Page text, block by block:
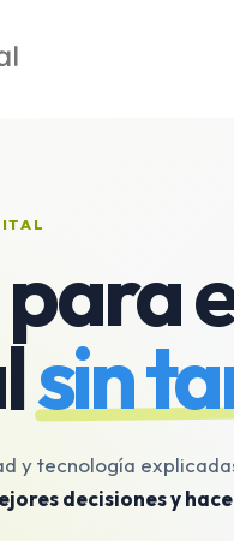
sin
y tecnología
decisiones y